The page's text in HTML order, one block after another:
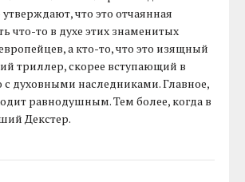
что это отчаянная
что-то в духе этих знаменитых
а кто-то, что это изящный
триллер, скорее вступающий в
духовными наследниками. Главное,
равнодушным. Тем более, когда в
Декстер.